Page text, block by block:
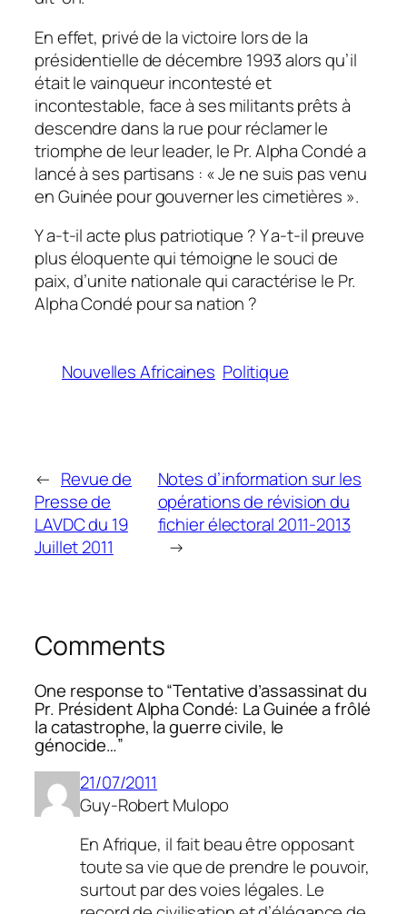
En effet, privé de la victoire lors de la
présidentielle de décembre 1993 alors qu’il
était le vainqueur incontesté et
incontestable, face à ses militants prêts à
descendre dans la rue pour réclamer le
triomphe de leur leader, le Pr. Alpha Condé a
lancé à ses partisans : « Je ne suis pas venu
en Guinée pour gouverner les cimetières ».
Y a-t-il acte plus patriotique ? Y a-t-il preuve
plus éloquente qui témoigne le souci de
paix, d’unite nationale qui caractérise le Pr.
Alpha Condé pour sa nation ?
Nouvelles Africaines Politique
← Revue de
Presse de
LAVDC du 19
Juillet 2011
Notes d’information sur les
opérations de révision du
fichier électoral 2011-2013
→
Comments
One response to “Tentative d’assassinat du
Pr. Président Alpha Condé: La Guinée a frôlé
la catastrophe, la guerre civile, le
génocide…”
21/07/2011
Guy-Robert Mulopo
En Afrique, il fait beau être opposant
toute sa vie que de prendre le pouvoir,
surtout par des voies légales. Le